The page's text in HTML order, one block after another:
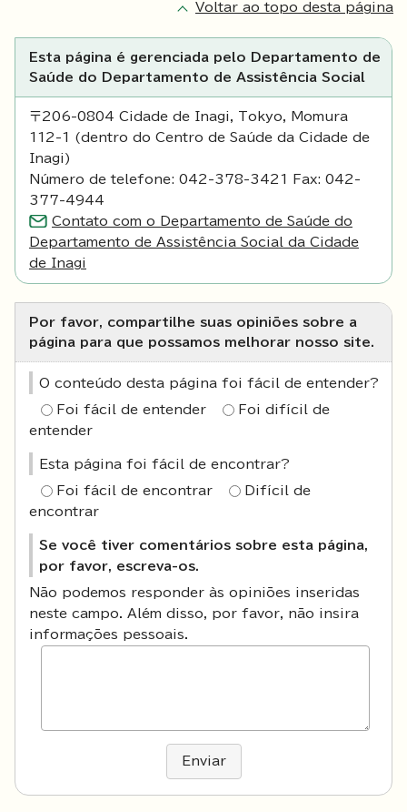
Voltar ao topo desta página
Esta página é gerenciada pelo Departamento de
Saúde do Departamento de Assistência Social
〒206-0804 Cidade de Inagi, Tokyo, Momura
112-1 (dentro do Centro de Saúde da Cidade de
Inagi)
Número de telefone: 042-378-3421 Fax: 042-
377-4944
Contato com o Departamento de Saúde do
Departamento de Assistência Social da Cidade
de Inagi
Por favor, compartilhe suas opiniões sobre a
página para que possamos melhorar nosso site.
O conteúdo desta página foi fácil de entender?
Foi fácil de entender
Foi difícil de
entender
Esta página foi fácil de encontrar?
Foi fácil de encontrar
Difícil de
encontrar
Se você tiver comentários sobre esta página,
por favor, escreva-os.
Não podemos responder às opiniões inseridas
neste campo. Além disso, por favor, não insira
informações pessoais.
Enviar